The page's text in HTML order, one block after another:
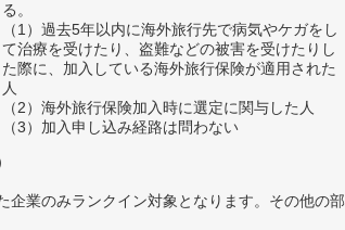
る。
（1）過去5年以内に海外旅行先で病気やケガをし
て治療を受けたり、盗難などの被害を受けたりし
た際に、加入している海外旅行保険が適用された
人
（2）海外旅行保険加入時に選定に関与した人
（3）加入申し込み経路は問わない
業のみランクイン対象となります。その他の部